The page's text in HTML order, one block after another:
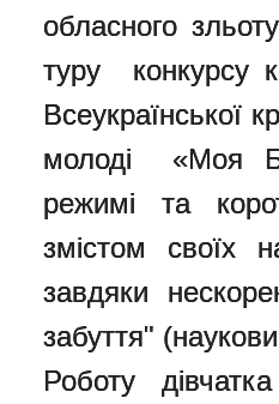
обласного
туру конкурсу
Всеукраїнської
молоді «Моя
режимі та
змістом своїх
завдяки
забуття"
Роботу